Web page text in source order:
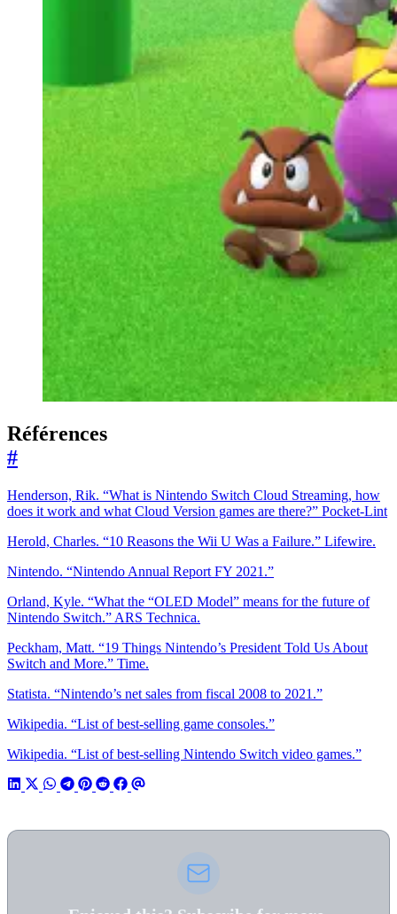
Références
#
Henderson, Rik. “What is Nintendo Switch Cloud Streaming, how
does it work and what Cloud Version games are there?” Pocket-Lint
Herold, Charles. “10 Reasons the Wii U Was a Failure.” Lifewire.
Nintendo. “Nintendo Annual Report FY 2021.”
Orland, Kyle. “What the “OLED Model” means for the future of
Nintendo Switch.” ARS Technica.
Peckham, Matt. “19 Things Nintendo’s President Told Us About
Switch and More.” Time.
Statista. “Nintendo’s net sales from fiscal 2008 to 2021.”
Wikipedia. “List of best-selling game consoles.”
Wikipedia. “List of best-selling Nintendo Switch video games.”